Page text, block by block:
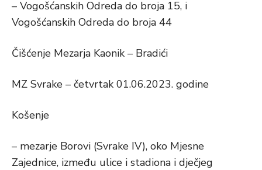
– Vogošćanskih Odreda do broja 15, i
Vogošćanskih Odreda do broja 44
Čišćenje Mezarja Kaonik – Bradići
MZ Svrake – četvrtak 01.06.2023. godine
Košenje
– mezarje Borovi (Svrake IV), oko Mjesne
Zajednice, između ulice i stadiona i dječjeg